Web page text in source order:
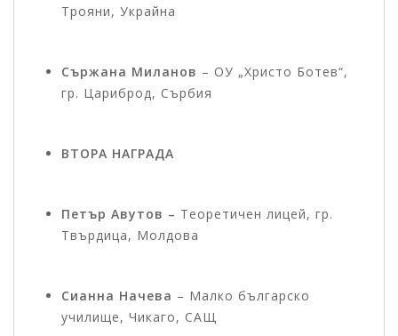
Трояни, Украйна
Сържана Миланов – ОУ „Христо Ботев“,
гр. Цариброд, Сърбия
ВТОРА НАГРАДА
Петър Авутов – Теоретичен лицей, гр.
Твърдица, Молдова
Сианна Начева – Малко българско
училище, Чикаго, САЩ